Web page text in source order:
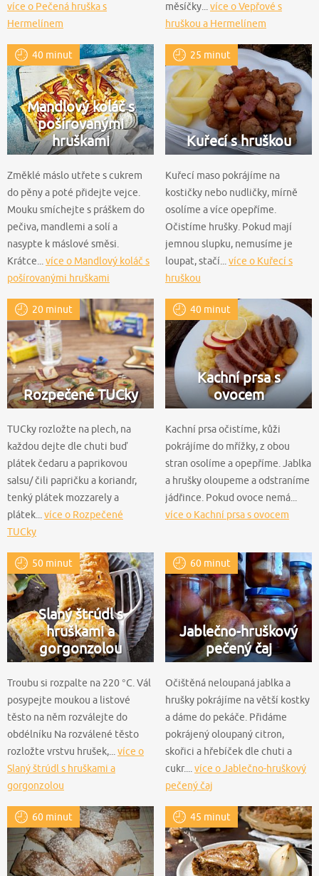
více o Pečená hruška s
Hermelínem
měsíčky...více o Vepřové s
hruškou a Hermelínem
40 minut
Mandlový koláč s
pošírovanými
hruškami
Změklé máslo utřete s cukrem
do pěny a poté přidejte vejce.
Mouku smíchejte s práškem do
pečiva, mandlemi a solí a
nasypte k máslové směsi.
Krátce... více o Mandlový koláč s
pošírovanými hruškami
25 minut
Kuřecí s hruškou
Kuřecí maso pokrájíme na
kostičky nebo nudličky, mírně
osolíme a více opepříme.
Očistíme hrušky. Pokud mají
jemnou slupku, nemusíme je
loupat, stačí... více o Kuřecí s
hruškou
20 minut
Rozpečené TUCky
TUCky rozložte na plech, na
každou dejte dle chuti buď
plátek čedaru a paprikovou
salsu/ čili papričku a koriandr,
tenký plátek mozzarely a
plátek... více o Rozpečené
TUCky
40 minut
Kachní prsa s
ovocem
Kachní prsa očistíme, kůži
pokrájíme do mřížky, z obou
stran osolíme a opepříme. Jablka
a hrušky oloupeme a odstraníme
jádřince. Pokud ovoce nemá...
více o Kachní prsa s ovocem
50 minut
Slaný štrúdl s
hruškami a
gorgonzolou
Troubu si rozpalte na 220 °C. Vál
posypejte moukou a listové
těsto na něm rozválejte do
obdélníku Na rozválené těsto
rozložte vrstvu hrušek,...více o
Slaný štrúdl s hruškami a
gorgonzolou
60 minut
Jablečno-hruškový
pečený čaj
Očištěná neloupaná jablka a
hrušky pokrájíme na větší kostky
a dáme do pekáče. Přidáme
pokrájený oloupaný citron,
skořici a hřebíček dle chuti a
cukr....více o Jablečno-hruškový
pečený čaj
60 minut 45 minut